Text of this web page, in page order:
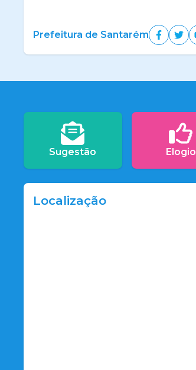
Prefeitura de Santarém
Sugestão Elogio
Localização